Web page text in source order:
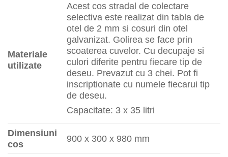
Materiale
utilizate
Acest cos stradal de colectare
selectiva este realizat din tabla de
otel de 2 mm si cosuri din otel
galvanizat. Golirea se face prin
scoaterea cuvelor. Cu decupaje si
culori diferite pentru fiecare tip de
deseu. Prevazut cu 3 chei. Pot fi
inscriptionate cu numele fiecarui tip
de deseu.
Capacitate: 3 x 35 litri
Dimensiuni
cos
900 x 300 x 980 mm